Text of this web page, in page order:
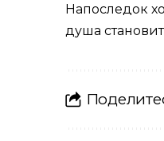
Напоследок
душа